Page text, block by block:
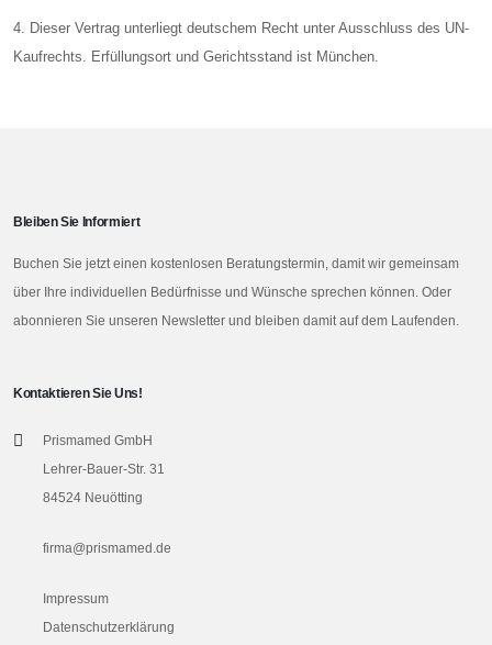
4. Dieser Vertrag unterliegt deutschem Recht unter Ausschluss des UN-
Kaufrechts. Erfüllungsort und Gerichtsstand ist München.
Bleiben Sie Informiert
Buchen Sie jetzt einen kostenlosen Beratungstermin, damit wir gemeinsam
über Ihre individuellen Bedürfnisse und Wünsche sprechen können. Oder
abonnieren Sie unseren Newsletter und bleiben damit auf dem Laufenden.
Kontaktieren Sie Uns!
Prismamed GmbH
Lehrer-Bauer-Str. 31
84524 Neuötting
firma@prismamed.de
Impressum
Datenschutzerklärung